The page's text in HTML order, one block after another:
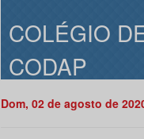
COLÉGIO
CODAP
Dom, 02 de agosto de